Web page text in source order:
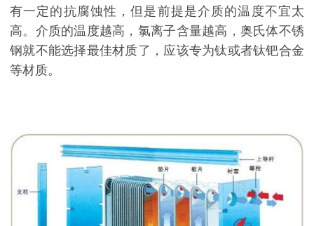
有一定的抗腐蚀性，但是前提是介质的温度不宜太
高。介质的温度越高，氯离子含量越高，奥氏体不锈
钢就不能选择最佳材质了，应该专为钛或者钛钯合金
等材质。